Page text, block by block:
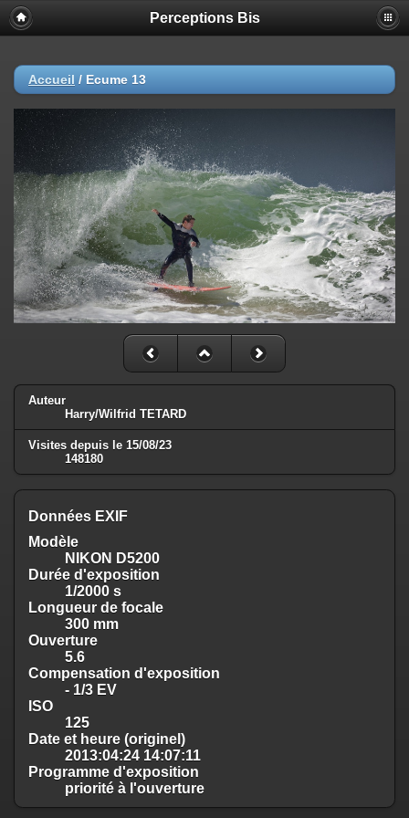
Perceptions Bis
Accueil / Ecume 13
Auteur
Harry/Wilfrid TETARD
Visites depuis le 15/08/23
148180
Données EXIF
Modèle
NIKON D5200
Durée d'exposition
1/2000 s
Longueur de focale
300 mm
Ouverture
5.6
Compensation d'exposition
- 1/3 EV
ISO
125
Date et heure (originel)
2013:04:24 14:07:11
Programme d'exposition
priorité à l'ouverture